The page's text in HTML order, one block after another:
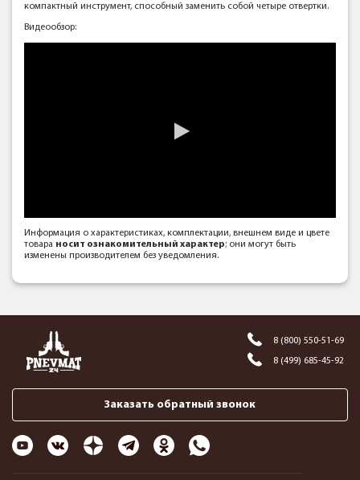
компактный инструмент, способный заменить собой четыре отвертки.
Видеообзор:
Информация о характеристиках, комплектации, внешнем виде и цвете
товара носит ознакомительный характер; они могут быть
изменены производителем без уведомления.
8 (800) 550-51-69
8 (499) 685-45-92
Заказать обратный звонок